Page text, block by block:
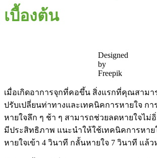
เบื้องต้น
Designed
by
Freepik
เมื่อเกิดอาการจุกที่คอขึ้น สิ่งแรกที่คุณสามา
ปรับเปลี่ยนท่าทางและเทคนิคการหายใจ กา
หายใจลึก ๆ ช้า ๆ สามารถช่วยลดหายใจไม่
มีประสิทธิภาพ แนะนำให้ใช้เทคนิคการหาย
หายใจเข้า 4 วินาที กลั้นหายใจ 7 วินาที แล้